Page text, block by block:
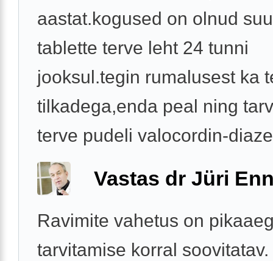
aastat.kogused on olnud
tablette terve leht 24 tunni
jooksul.tegin rumalusest ka
tilkadega,enda peal ning
terve pudeli valocordin-
Vastas dr Jüri
Ravimite vahetus on
tarvitamise korral soovitatav.